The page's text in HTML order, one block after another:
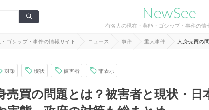
NewSee
有名人の現在・芸能・ゴシップ・事件の情
ゴシップ・事件の情報サイト ニュース 事件 重大事件 人身売買の
対策 現状 被害者 非表示
売買の問題とは？被害者と現状・日